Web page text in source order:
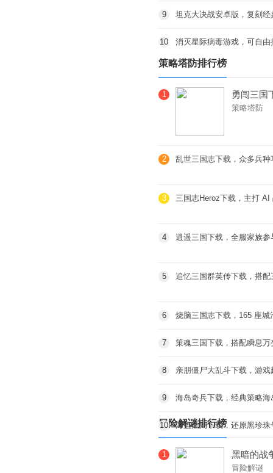
坦克大决战安卓版，复刻
9
消灭星际病毒游戏，可自
10
策略塔防排行榜
勇闯三国
风，颠覆
策略塔防
1
乱世三国志下载，众多兵
2
三国志Heroz下载，主打
3
逍遥三国下载，全服家族
4
追忆三国群英传下载，搭
5
烧脑三国志下载，165 座
6
策魂三国下载，搭配瞬息
7
亲朋僵尸大乱斗下载，游
8
海岛奇兵下载，经典策略
9
海盗法则下载，还原黑珍
10
冒险解谜排行榜
黑暗的战
有代入感
冒险解谜
1